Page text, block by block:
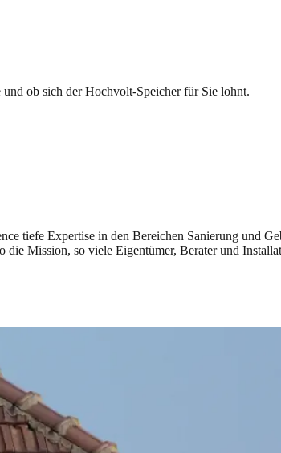
ob sich der Hochvolt-Speicher für Sie lohnt.
tiefe Expertise in den Bereichen Sanierung und
Mission, so viele Eigentümer, Berater und